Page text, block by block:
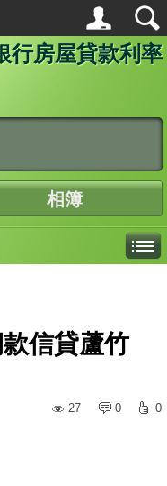
行房屋貸款利率
相簿
信貸蘆竹
27
0 0